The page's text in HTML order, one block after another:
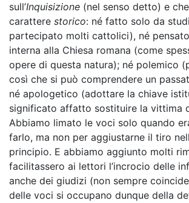
sull’Inquisizione (nel senso detto) e
carattere storico: né fatto solo da
partecipato molti cattolici), né pensato
interna alla Chiesa romana (come
opere di questa natura); né polemico
così che si può comprendere un
né apologetico (adottare la chiave
significato affatto sostituire la vittima
Abbiamo limato le voci solo quando
farlo, ma non per aggiustarne il tiro
principio. E abbiamo aggiunto molti
facilitassero ai lettori l’incrocio delle
anche dei giudizi (non sempre
delle voci si occupano dunque della